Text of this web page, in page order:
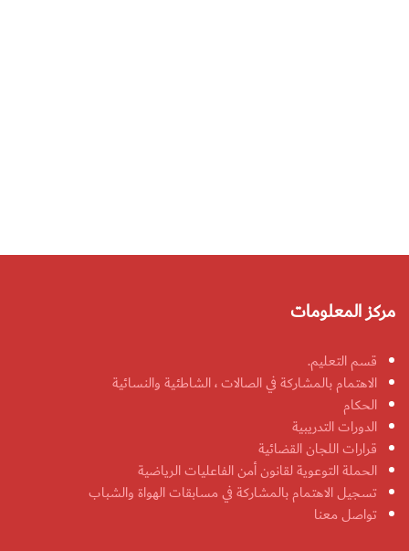
مركز المعلومات
قسم التعليم.
الاهتمام بالمشاركة في الصالات ، الشاطئية والنسائية
الحكام
الدورات التدريبية
قرارات اللجان القضائية
الحملة التوعوية لقانون أمن الفاعليات الرياضية
تسجيل الاهتمام بالمشاركة في مسابقات الهواة والشباب
تواصل معنا